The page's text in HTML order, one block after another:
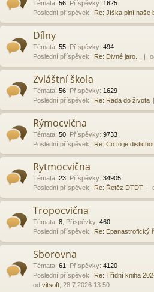
Témata: 56 Příspěvky: 1625
Poslední příspěvek: Re: Jíška plní naše
Dílny
Témata: 55 Příspěvky: 494
Poslední příspěvek: Re: Divné jaro...
Zvláštní škola
Témata: 56 Příspěvky: 1629
Poslední příspěvek: Re: Rada do života
Rýmocvična
Témata: 50 Příspěvky: 9733
Poslední příspěvek: Re: Co to je
Rytmocvična
Témata: 23 Příspěvky: 34905
Poslední příspěvek: Re: Řetěz DTDT
Tropocvična
Témata: 8 Příspěvky: 460
Poslední příspěvek: Re: Epanastrofický
Sborovna
Témata: 61 Příspěvky: 4120
Poslední příspěvek: Re: Třídní kniha
od vitsoft , 28.7.2026 13:50